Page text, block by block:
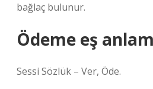
bağlaç bulunur.
Ödeme eş
Sessi Sözlük – Ver, Öde.